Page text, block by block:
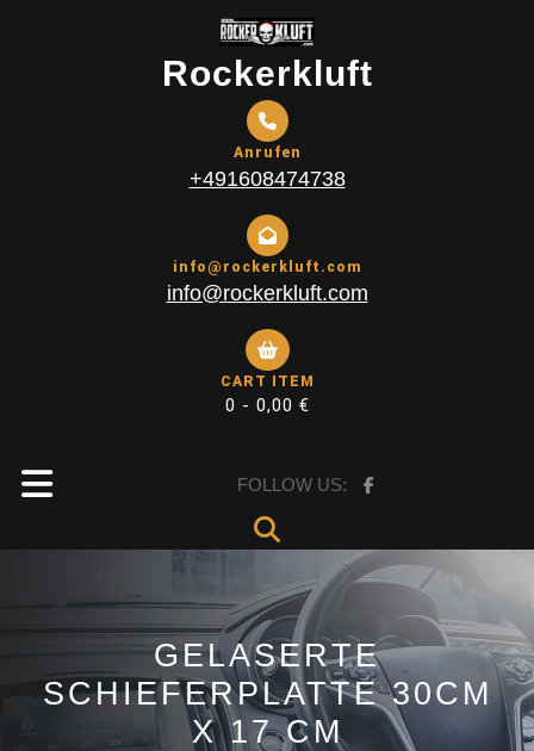
Rockerkluft
Anrufen
+491608474738
info@rockerkluft.com
info@rockerkluft.com
CART ITEM
0 - 0,00 €
Open
FOLLOW US:
GELASERTE
SCHIEFERPLATTE 30CM
X 17 CM